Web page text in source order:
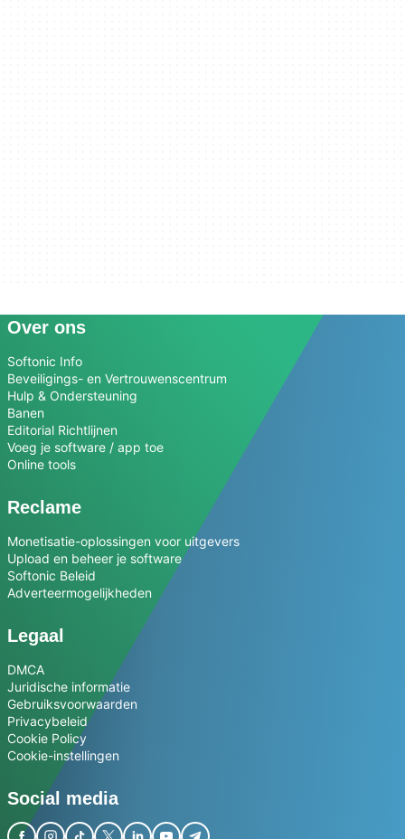
Over ons
Softonic Info
Beveiligings- en Vertrouwenscentrum
Hulp & Ondersteuning
Banen
Editorial Richtlijnen
Voeg je software / app toe
Online tools
Reclame
Monetisatie-oplossingen voor uitgevers
Upload en beheer je software
Softonic Beleid
Adverteermogelijkheden
Legaal
DMCA
Juridische informatie
Gebruiksvoorwaarden
Privacybeleid
Cookie Policy
Cookie-instellingen
Social media